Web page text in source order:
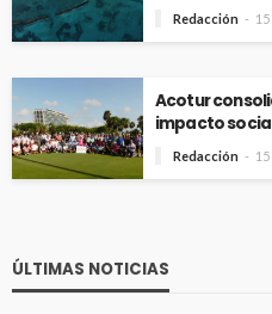
Redacción
Acotur
impacto
Redacción
ÚLTIMAS NOTICIAS